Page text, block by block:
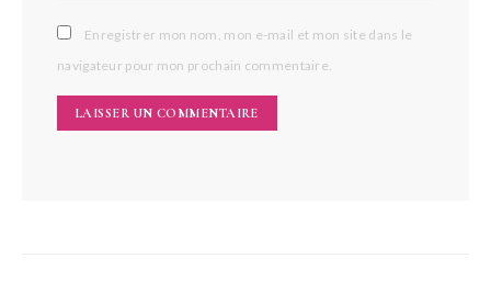
Enregistrer mon nom, mon e-mail et mon site dans le
navigateur pour mon prochain commentaire.